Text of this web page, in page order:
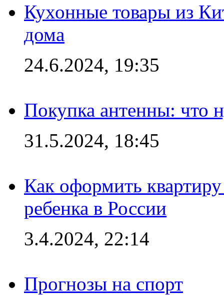
Кухонные товары из
дома
24.6.2024, 19:35
Покупка антенны: что
31.5.2024, 18:45
Как оформить
ребенка в России
3.4.2024, 22:14
Прогнозы на спорт